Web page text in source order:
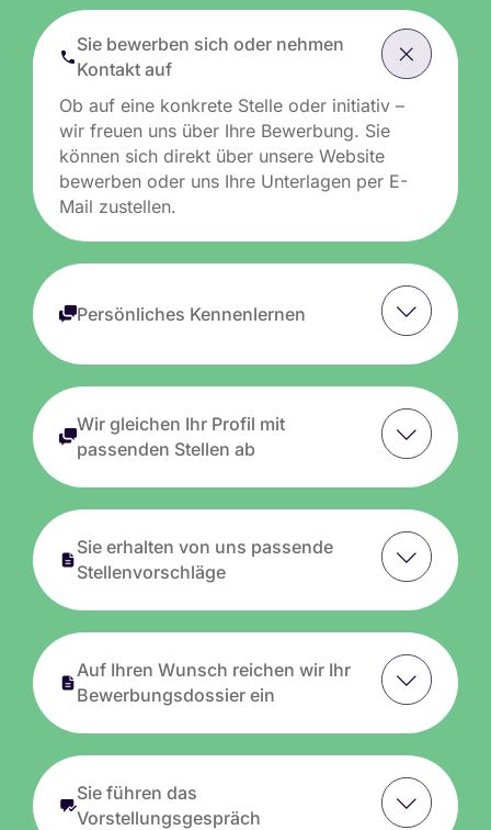
Sie bewerben sich oder nehmen
Kontakt auf
Ob auf eine konkrete Stelle oder initiativ –
wir freuen uns über Ihre Bewerbung. Sie
können sich direkt über unsere Website
bewerben oder uns Ihre Unterlagen per E-
Mail zustellen.
Persönliches Kennenlernen
Wir gleichen Ihr Profil mit
passenden Stellen ab
Sie erhalten von uns passende
Stellenvorschläge
Auf Ihren Wunsch reichen wir Ihr
Bewerbungsdossier ein
Sie führen das
Vorstellungsgespräch